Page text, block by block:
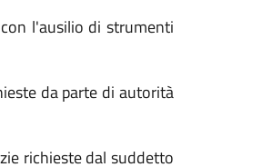
l'ausilio di strumenti
da parte di autorità
richieste dal suddetto